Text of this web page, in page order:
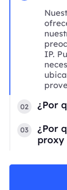
IP.
02 ¿Por
03
¿Por
proxy